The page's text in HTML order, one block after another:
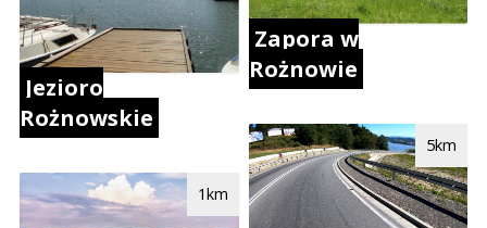
Jezioro
Rożnowskie
1km
Zapora w
Rożnowie
5km